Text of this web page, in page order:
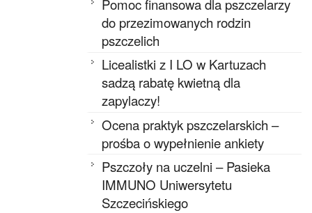
Pomoc finansowa dla pszczelarzy
do przezimowanych rodzin
pszczelich
Licealistki z I LO w Kartuzach
sadzą rabatę kwietną dla
zapylaczy!
Ocena praktyk pszczelarskich –
prośba o wypełnienie ankiety
Pszczoły na uczelni – Pasieka
IMMUNO Uniwersytetu
Szczecińskiego